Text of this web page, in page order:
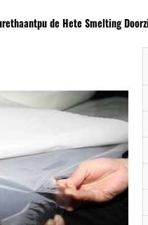
de Hete Smelting